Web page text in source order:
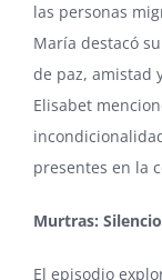
las personas
María destacó
de paz, amistad
Elisabet
presentes en la
Murtras:
El episodio